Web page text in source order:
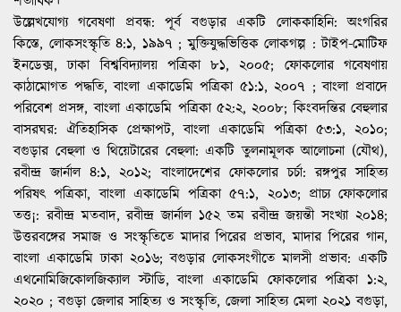
কাঠামোগত পদ্ধতি, বাংলা একাডেমি পত্রিকা ৫১:১, ২০০৭ ; বাংলা প্রবাদে
পরিবেশ প্রসঙ্গ, বাংলা একাডেমি পত্রিকা ৫২:২, ২০০৮; কিংবদন্তির বেহুলার
বাসরঘর: ঐতিহাসিক প্রেক্ষাপট, বাংলা একাডেমি পত্রিকা ৫৩:১, ২০১০;
বগুড়ার বেহুলা ও থিয়েটারের বেহুলা: একটি তুলনামূলক আলোচনা (যৌথ),
রবীন্দ্র জার্নাল ৪:১, ২০১২; বাংলাদেশের ফোকলোর চর্চা: রঙ্গপুর সাহিত্য
পরিষৎ পত্রিকা, বাংলা একাডেমি পত্রিকা ৫৭:১, ২০১৩; প্রাচ্য ফোকলোর
তত্ত¡: রবীন্দ্র মতবাদ, রবীন্দ্র জার্নাল ১৫২ তম রবীন্দ্র জয়ন্তী সংখ্যা ২০১৪;
উত্তরবঙ্গের সমাজ ও সংস্কৃতিতে মাদার পিরের প্রভাব, মাদার পিরের গান,
বাংলা একাডেমি ঢাকা ২০১৬; বগুড়ার লোকসংগীতে মালসী প্রভাব: একটি
এথনোমিজিকোলজিক্যাল স্টাডি, বাংলা একাডেমি ফোকলোর পত্রিকা ১:২,
২০২০ ; বগুড়া জেলার সাহিত্য ও সংস্কৃতি, জেলা সাহিত্য মেলা ২০২১ বগুড়া,
বাংলা একাডেমি, ঢাকা ; বগুড়া নামকরণে বগরা খাঁ ভ্রান্তি: একটি
স্থাননামতাত্তি¡ক পর্যেষণা (২০২২), চিলেকোঠা, বগুড়া; ইত্যাদি।
অডিও ভিজুয়্যাল কাজ: বাংলাদেশের লোকায়ত ঐতিহ্য মাদার বাঁশের